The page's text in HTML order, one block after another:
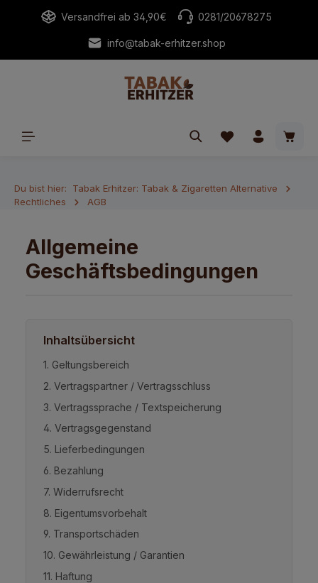
springenVersandfrei ab 34,90€ 0281/20678275
info@tabak-erhitzer.shop
Du bist hier:
Tabak Erhitzer: Tabak & Zigaretten Alternative
Rechtliches
AGB
Allgemeine
Geschäftsbedingungen
Inhaltsübersicht
1. Geltungsbereich
2. Vertragspartner / Vertragsschluss
3. Vertragssprache / Textspeicherung
4. Vertragsgegenstand
5. Lieferbedingungen
6. Bezahlung
7. Widerrufsrecht
8. Eigentumsvorbehalt
9. Transportschäden
10. Gewährleistung / Garantien
11. Haftung